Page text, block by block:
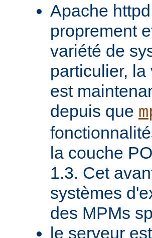
Apache
proprement
variété de
particulier,
est
depuis que
la couche
1.3. Cet
systèmes
des MPMs
le serveur